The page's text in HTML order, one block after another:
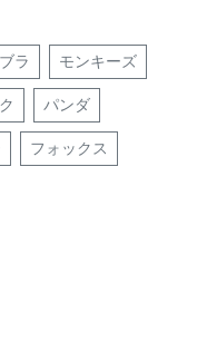
ラ モンキーズ
パンダ
フォックス